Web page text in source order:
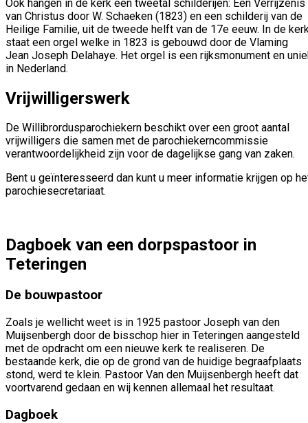
Ook hangen in de kerk een tweetal schilderijen: Een Verrijzenis
van Christus door W. Schaeken (1823) en een schilderij van de
Heilige Familie, uit de tweede helft van de 17e eeuw. In de
staat een orgel welke in 1823 is gebouwd door de Vlaming
Jean Joseph Delahaye. Het orgel is een rijksmonument en
in Nederland.
Vrijwilligerswerk
De Willibrordusparochiekern beschikt over een groot aantal
vrijwilligers die samen met de parochiekerncommissie
verantwoordelijkheid zijn voor de dagelijkse gang van zaken.
Bent u geïnteresseerd dan kunt u meer informatie krijgen op
parochiesecretariaat.
Dagboek van een dorpspastoor in
Teteringen
De bouwpastoor
Zoals je wellicht weet is in 1925 pastoor Joseph van den
Muijsenbergh door de bisschop hier in Teteringen aangesteld
met de opdracht om een nieuwe kerk te realiseren. De
bestaande kerk, die op de grond van de huidige begraafplaats
stond, werd te klein. Pastoor Van den Muijsenbergh heeft dat
voortvarend gedaan en wij kennen allemaal het resultaat.
Dagboek